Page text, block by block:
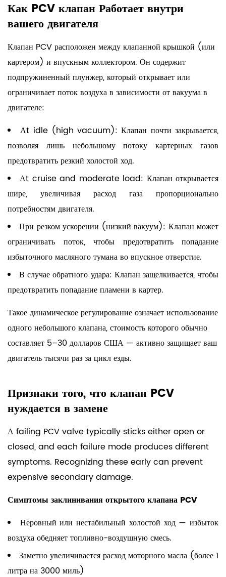
шаг
за
шагом
6
Что
произойдет,
если
вы
проигнорируете
неисправный
клапан
PCV?
PCV
клапан
сапуна
картера:
понимание
разницы
8
подходящего
запасного
клапана
PCV
Как PCV клапан Работает внутри
вашего двигателя
Клапан PCV расположен между клапанной крышкой (или
картером) и впускным коллектором. Он содержит
подпружиненный плунжер, который открывает или
ограничивает поток воздуха в зависимости от вакуума в
двигателе:
Аt idle (high vacuum):Клапан почти закрывается,
позволяя лишь небольшому потоку картерных газов
предотвратить резкий холостой ход.
Аt cruise and moderate load: Клапан открывается
шире, увеличивая расход газа пропорционально
потребностям двигателя.
При резком ускорении (низкий вакуум): Клапан может
ограничивать поток, чтобы предотвратить попадание
избыточного масляного тумана во впускное отверстие.
В случае обратного удара: Клапан защелкивается, чтобы
предотвратить попадание пламени в картер.
Такое динамическое регулирование означает использование
одного небольшого клапана, стоимость которого обычно
составляет 5–30 долларов США — активно защищает ваш
двигатель тысячи раз за цикл езды.
Признаки того, что клапан PCV
нуждается в замене
А failing PCV valve typically sticks either open or
closed, and each failure mode produces different
symptoms. Recognizing these early can prevent
expensive secondary damage.
Симптомы заклинивания открытого клапана PCV
Неровный или нестабильный холостой ход — избыток
воздуха обедняет топливно-воздушную смесь.
Заметно увеличивается расход моторного масла (более 1
литра на 3000 миль)